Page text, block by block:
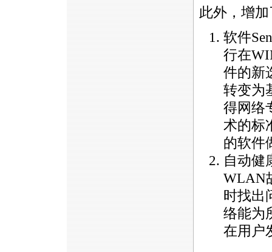
此外，增
软件
行在
件的新
转变为
得网络
术的标
的软件
自动健
WLAN
时找出
络能为
在用户